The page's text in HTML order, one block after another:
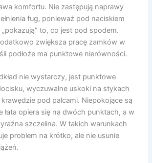
komfortu. Nie zastępują naprawy
fug, ponieważ pod naciskiem
„pokazują” to, co jest pod spodem.
zwiększa pracę zamków w
podłoże ma punktowe nierówności.
nie wystarczy, jest punktowe
wyczuwalne uskoki na stykach
krawędzie pod palcami. Niepokojące są
łata opiera się na dwóch punktach, a w
szczelina. W takich warunkach
problem na krótko, ale nie usunie